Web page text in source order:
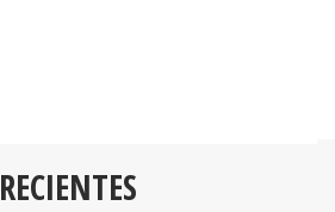
RECIENTES